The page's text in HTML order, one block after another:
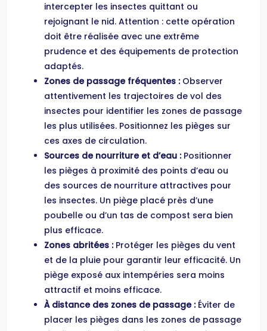
intercepter les insectes quittant ou
rejoignant le nid. Attention : cette opération
doit être réalisée avec une extrême
prudence et des équipements de protection
adaptés.
Zones de passage fréquentes : Observer
attentivement les trajectoires de vol des
insectes pour identifier les zones de passage
les plus utilisées. Positionnez les pièges sur
ces axes de circulation.
Sources de nourriture et d’eau : Positionner
les pièges à proximité des points d’eau ou
des sources de nourriture attractives pour
les insectes. Un piège placé près d’une
poubelle ou d’un tas de compost sera bien
plus efficace.
Zones abritées : Protéger les pièges du vent
et de la pluie pour garantir leur efficacité. Un
piège exposé aux intempéries sera moins
attractif et moins efficace.
À distance des zones de passage : Éviter de
placer les pièges dans les zones de passage